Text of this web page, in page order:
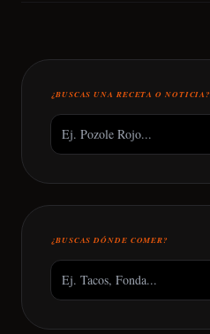
¿BUSCAS UNA RECETA O NOTICIA?
¿BUSCAS DÓNDE COMER?